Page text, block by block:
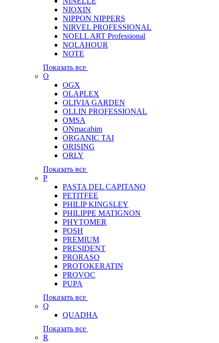
NIOXIN
NIPPON NIPPERS
NIRVEL PROFESSIONAL
NOELL ART Professional
NOLAHOUR
NOTE
Показать все
O
OGX
OLAPLEX
OLIVIA GARDEN
OLLIN PROFESSIONAL
OMSA
ONmacabim
ORGANIC TAI
ORISING
ORLY
Показать все
P
PASTA DEL CAPITANO
PETITFEE
PHILIP KINGSLEY
PHILIPPE MATIGNON
PHYTOMER
POSH
PREMIUM
PRESIDENT
PRORASO
PROTOKERATIN
PROVOC
PUPA
Показать все
Q
QUADHA
Показать все
R